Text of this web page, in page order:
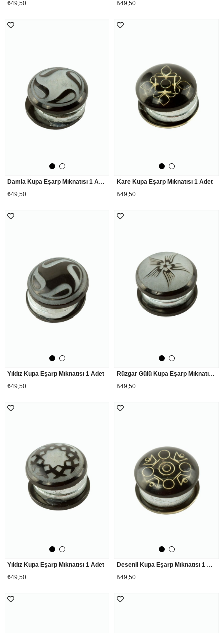
₺49,50 ₺49,50
Damla Kupa Eşarp Mıknatısı 1 Adet
₺49,50
Kare Kupa Eşarp Mıknatısı 1 Adet
₺49,50
Yıldız Kupa Eşarp Mıknatısı 1 Adet
₺49,50
Rüzgar Gülü Kupa Eşarp Mıknatısı 1 Adet
₺49,50
Yıldız Kupa Eşarp Mıknatısı 1 Adet
₺49,50
Desenli Kupa Eşarp Mıknatısı 1 Adet
₺49,50